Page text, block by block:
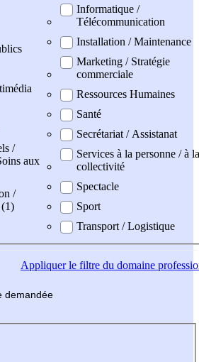
/
aux
/
Informatique /
Télécommunication
Installation / Maintenance
Marketing / Stratégie
commerciale
Ressources Humaines
Santé
Secrétariat / Assistanat
Services à la personne / à la
collectivité
Spectacle
Sport
Transport / Logistique
Appliquerle filtre du domaine
demandée